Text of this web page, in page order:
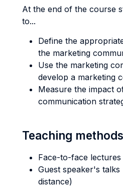
At the end of the course
to...
Define the
the marketing
Use the marketing
develop a marketing
Measure the impact
communication
Teaching methods
Face-to-face lectures
Guest speaker's
distance)